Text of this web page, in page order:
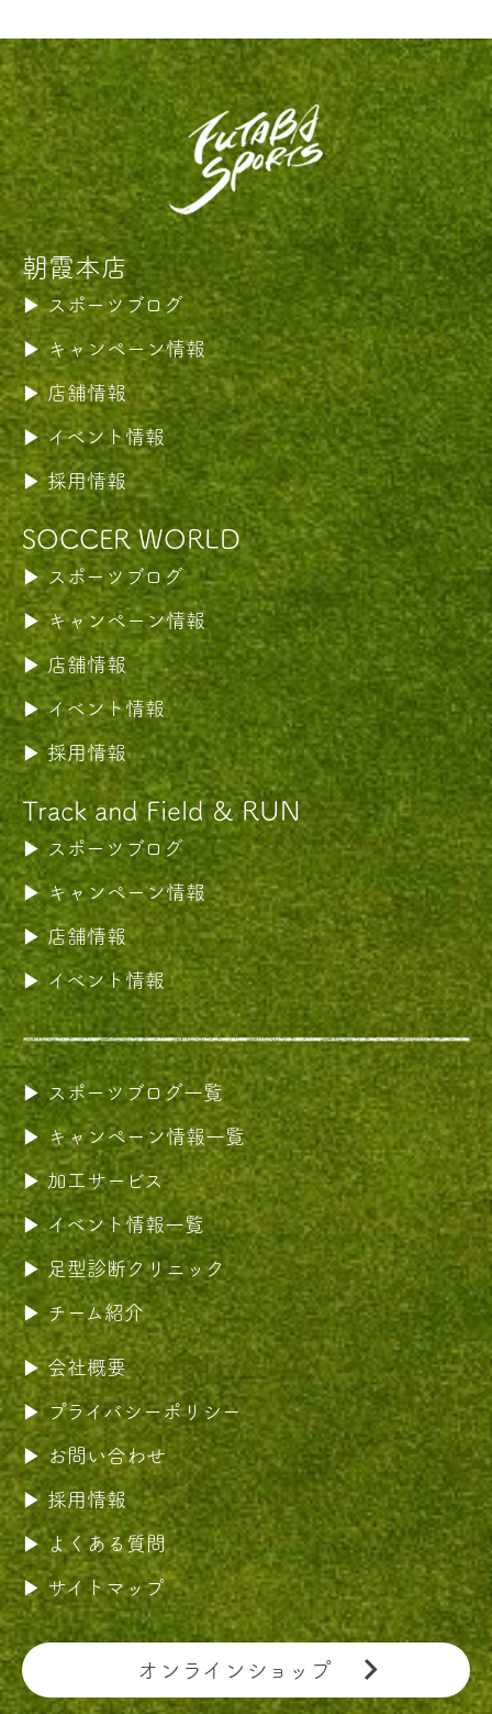
朝霞本店
スポーツブログ
キャンペーン情報
店舗情報
イベント情報
採用情報
SOCCER WORLD
スポーツブログ
キャンペーン情報
店舗情報
イベント情報
採用情報
Track and Field & RUN
スポーツブログ
キャンペーン情報
店舗情報
イベント情報
スポーツブログ一覧
キャンペーン情報一覧
加工サービス
イベント情報一覧
足型診断クリニック
チーム紹介
会社概要
プライバシーポリシー
お問い合わせ
採用情報
よくある質問
サイトマップ
オンラインショップ